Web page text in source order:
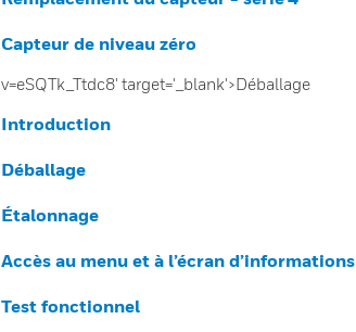
Capteur de niveau zéro
v=eSQTk_Ttdc8' target='_blank'>Déballage
Introduction
Déballage
Étalonnage
Accès au menu et à l’écran d’informations
Test fonctionnel